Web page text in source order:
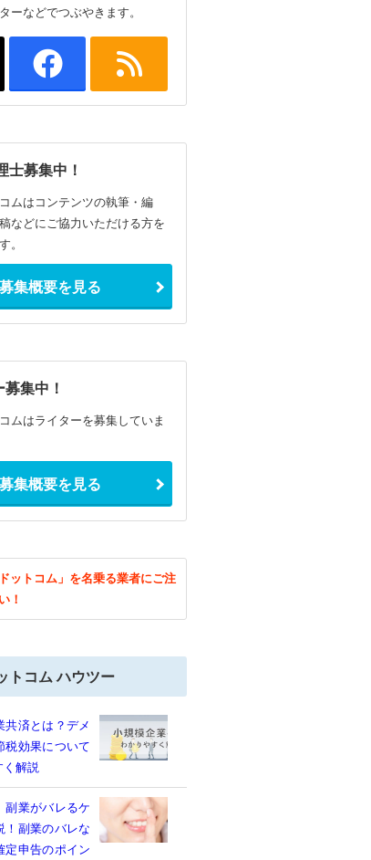
ーなどでつぶやきます。
士募集中！
ムはコンテンツの執筆・編
などにご協力いただける方を
。
募集概要を見る
集中！
ムはライターを募集していま
募集概要を見る
ドットコム」を名乗る業者にご注
！
トコム ハウツー
共済とは？デメ
税効果について
く解説
副業がバレるケ
！副業のバレな
定申告のポイン